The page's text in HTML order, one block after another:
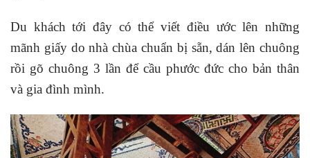
Du khách tới đây có thể viết điều ước lên những
mãnh giấy do nhà chùa chuẩn bị sẵn, dán lên chuông
rồi gõ chuông 3 lần để cầu phước đức cho bản thân
và gia đình mình.